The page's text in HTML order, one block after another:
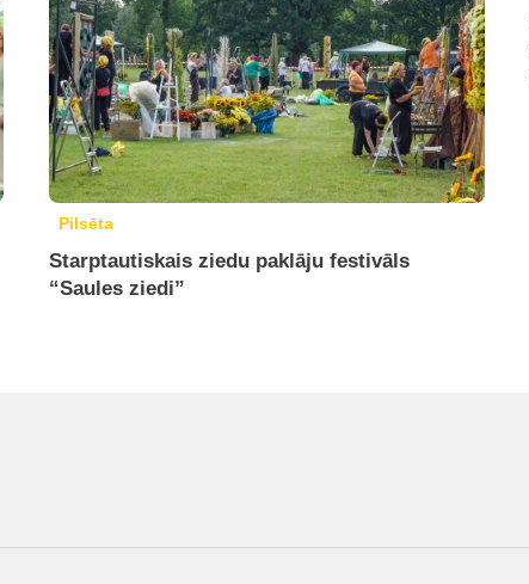
Pilsēta
Starptautiskais ziedu paklāju festivāls
“Saules ziedi”